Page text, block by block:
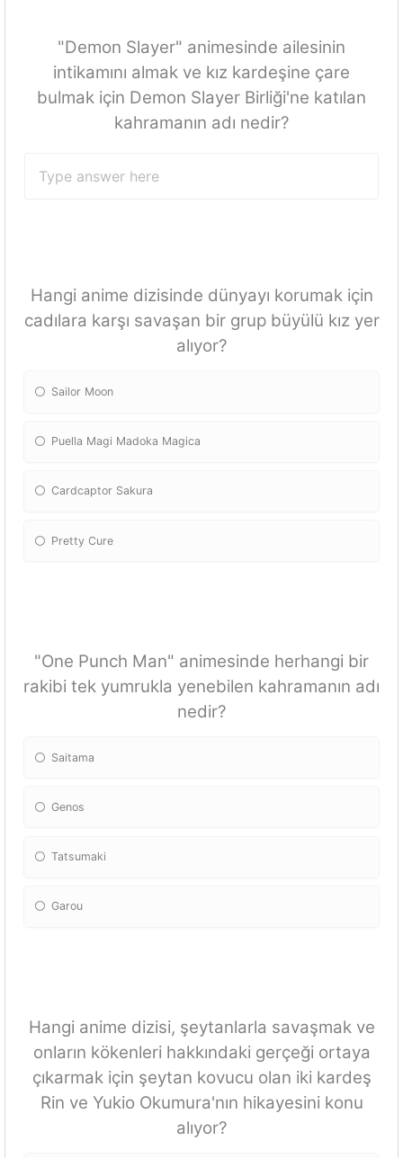
"Demon Slayer" animesinde ailesinin
intikamını almak ve kız kardeşine çare
bulmak için Demon Slayer Birliği'ne katılan
kahramanın adı nedir?
Hangi anime dizisinde dünyayı korumak için
cadılara karşı savaşan bir grup büyülü kız yer
alıyor?
Sailor Moon
Puella Magi Madoka Magica
Cardcaptor Sakura
Pretty Cure
"One Punch Man" animesinde herhangi bir
rakibi tek yumrukla yenebilen kahramanın adı
nedir?
Saitama
Genos
Tatsumaki
Garou
Hangi anime dizisi, şeytanlarla savaşmak ve
onların kökenleri hakkındaki gerçeği ortaya
çıkarmak için şeytan kovucu olan iki kardeş
Rin ve Yukio Okumura'nın hikayesini konu
alıyor?